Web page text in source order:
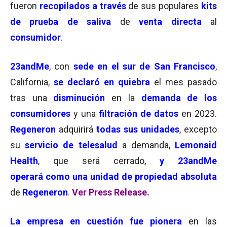
fueron recopilados a travésde sus populares kits
de prueba de saliva deventa directa
al
consumidor.
23andMe, con sede en el sur de San Francisco,
California, se declaró en quiebra el mes pasado
tras una disminución en la demanda de los
consumidores y una filtración de datos en 2023.
Regeneron adquirirá todas sus unidades, excepto
su servicio de telesalud a demanda,Lemonaid
Health, que será cerrado, y 23andMe
operará como una unidad de propiedad absoluta
de Regeneron. Ver Press Release.
La empresa en cuestión fue pionera en las